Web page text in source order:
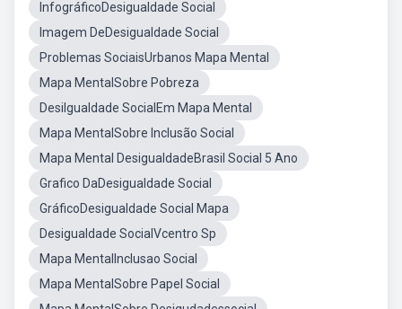
InfográficoDesigualdade Social
Imagem DeDesigualdade Social
Problemas SociaisUrbanos Mapa Mental
Mapa MentalSobre Pobreza
Desilgualdade SocialEm Mapa Mental
Mapa MentalSobre Inclusão Social
Mapa Mental DesigualdadeBrasil Social 5 Ano
Grafico DaDesigualdade Social
GráficoDesigualdade Social Mapa
Desigualdade SocialVcentro Sp
Mapa MentalInclusao Social
Mapa MentalSobre Papel Social